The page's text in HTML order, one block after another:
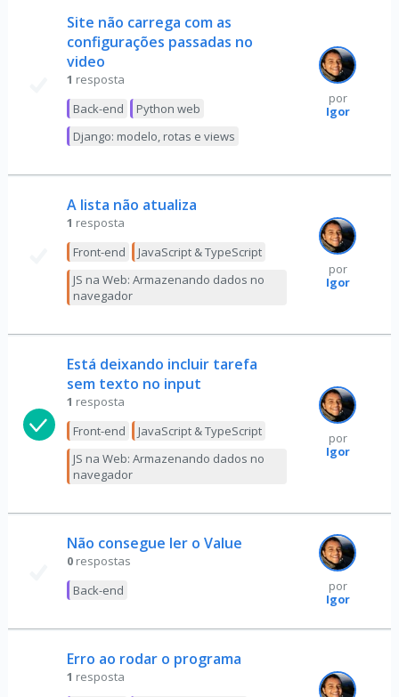
Site não carrega com as
configurações passadas no
video
1 resposta
Back-end
Python web
Django: modelo, rotas e views
por
Igor
A lista não atualiza
1 resposta
Front-end
JavaScript & TypeScript
JS na Web: Armazenando dados no
navegador
por
Igor
Está deixando incluir tarefa
sem texto no input
1 resposta
Front-end
JavaScript & TypeScript
JS na Web: Armazenando dados no
navegador
por
Igor
Não consegue ler o Value
0 respostas
Back-end
por
Igor
Erro ao rodar o programa
1 resposta